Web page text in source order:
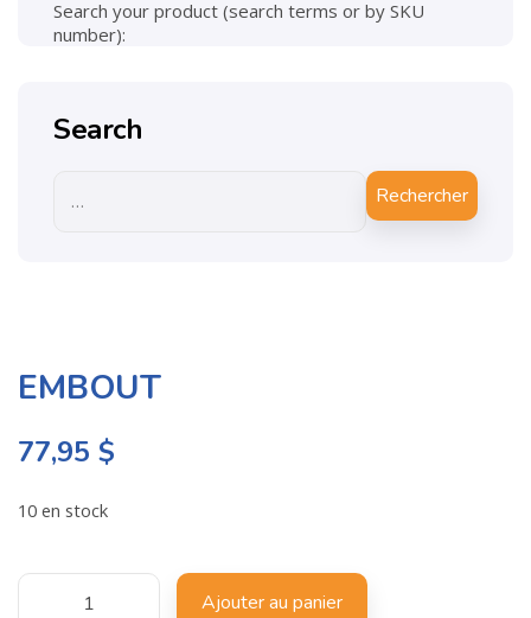
EMBOUT
77,95 $
10 en stock
Ajouter au panier
Search your product (search terms or by SKU
number):
Search
Rechercher